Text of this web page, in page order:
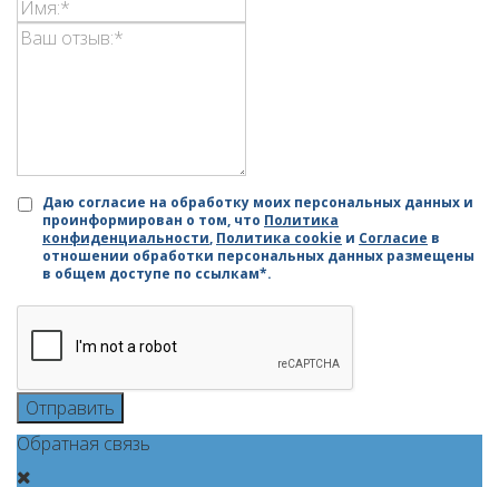
Даю согласие на обработку моих персональных данных и
проинформирован о том, что Политика
конфиденциальности, Политика cookie и Согласие в
отношении обработки персональных данных размещены
в общем доступе по ссылкам*.
Отправить
Обратная связь